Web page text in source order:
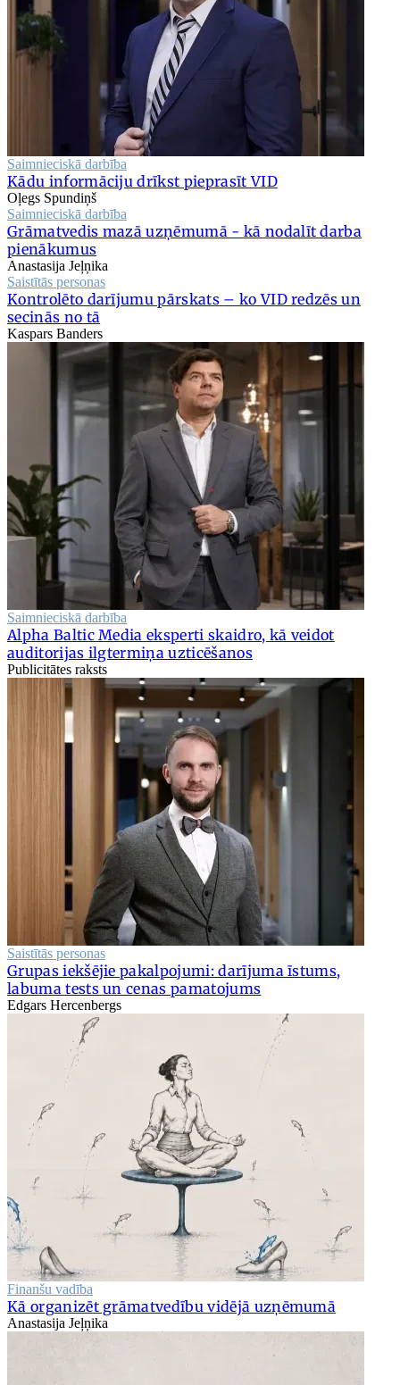
Saimnieciskā darbība
Kādu informāciju drīkst pieprasīt VID
Oļegs Spundiņš
Saimnieciskā darbība
Grāmatvedis mazā uzņēmumā - kā nodalīt darba
pienākumus
Anastasija Jeļņika
Saistītās personas
Kontrolēto darījumu pārskats – ko VID redzēs un
secinās no tā
Kaspars Banders
Saimnieciskā darbība
Alpha Baltic Media eksperti skaidro, kā veidot
auditorijas ilgtermiņa uzticēšanos
Publicitātes raksts
Saistītās personas
Grupas iekšējie pakalpojumi: darījuma īstums,
labuma tests un cenas pamatojums
Edgars Hercenbergs
Finanšu vadība
Kā organizēt grāmatvedību vidējā uzņēmumā
Anastasija Jeļņika